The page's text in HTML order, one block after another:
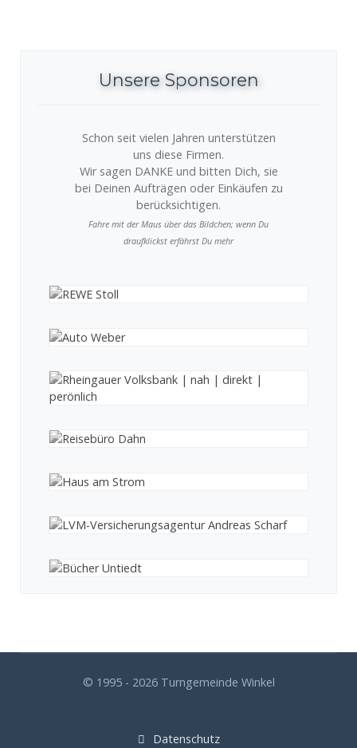
Unsere Sponsoren
Schon seit vielen Jahren unterstützen
uns diese Firmen.
Wir sagen DANKE und bitten Dich, sie
bei Deinen Aufträgen oder Einkäufen zu
berücksichtigen.
Fahre mit der Maus über das Bildchen; wenn Du
draufklickst erfährst Du mehr
© 1995 - 2026 Turngemeinde Winkel
Datenschutz